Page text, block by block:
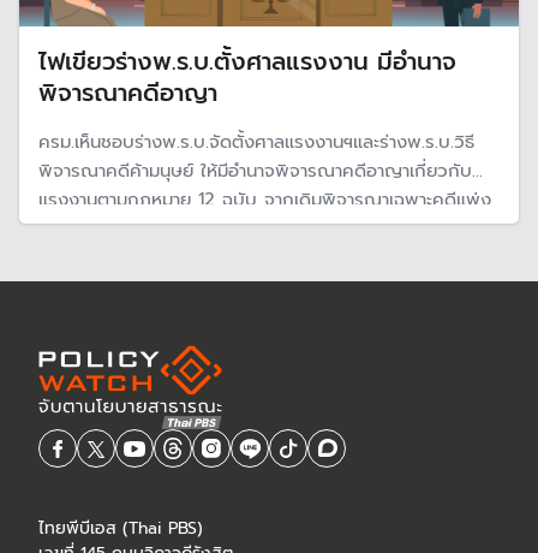
ไฟเขียวร่างพ.ร.บ.ตั้งศาลแรงงาน มีอำนาจ
พิจารณาคดีอาญา
ครม.เห็นชอบร่างพ.ร.บ.จัดตั้งศาลแรงงานฯและร่างพ.ร.บ.วิธี
พิจารณาคดีค้ามนุษย์ ให้มีอำนาจพิจารณาคดีอาญาเกี่ยวกับ
แรงงานตามกฎหมาย 12 ฉบับ จากเดิมพิจารณาเฉพาะคดีแพ่ง
เพื่อดำเนินคดีได้เร็วและเป็นธรรม
ไทยพีบีเอส (Thai PBS)